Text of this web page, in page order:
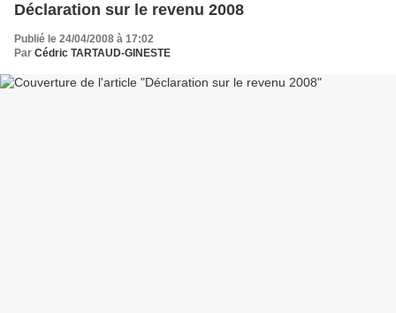
Déclaration sur le revenu 2008
Publié le 24/04/2008 à 17:02
Par Cédric TARTAUD-GINESTE